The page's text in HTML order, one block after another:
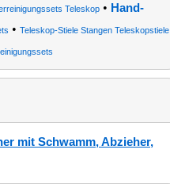
Teleskop• Hand-
• Teleskop-Stiele Stangen Teleskopstiele
mit Schwamm, Abzieher,